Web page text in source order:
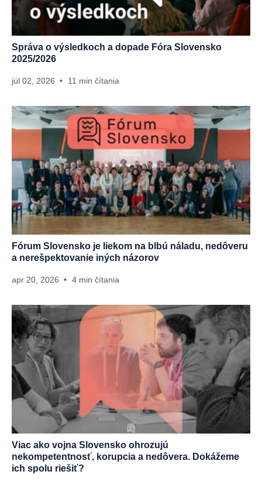
Správa o výsledkoch a dopade Fóra Slovensko
2025/2026
júl 02, 2026 11 min čítania
Fórum Slovensko je liekom na blbú náladu, nedôveru
a nerešpektovanie iných názorov
apr 20, 2026 4 min čítania
Viac ako vojna Slovensko ohrozujú
nekompetentnosť, korupcia a nedôvera. Dokážeme
ich spolu riešiť?